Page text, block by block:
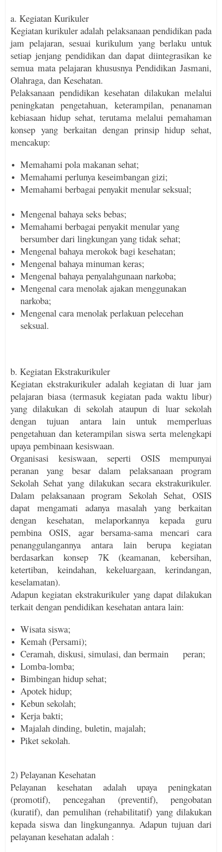
a. Kegiatan Kurikuler
Kegiatan kurikuler adalah pelaksanaan pendidikan pada
jam pelajaran, sesuai kurikulum yang berlaku untuk
setiap jenjang pendidikan dan dapat diintegrasikan ke
semua mata pelajaran khususnya Pendidikan Jasmani,
Olahraga, dan Kesehatan.
Pelaksanaan pendidikan kesehatan dilakukan melalui
peningkatan pengetahuan, keterampilan, penanaman
kebiasaan hidup sehat, terutama melalui pemahaman
konsep yang berkaitan dengan prinsip hidup sehat,
mencakup:
Memahami pola makanan sehat;
Memahami perlunya keseimbangan gizi;
Memahami berbagai penyakit menular seksual;
Mengenal bahaya seks bebas;
Memahami berbagai penyakit menular yang
bersumber dari lingkungan yang tidak sehat;
Mengenal bahaya merokok bagi kesehatan;
Mengenal bahaya minuman keras;
Mengenal bahaya penyalahgunaan narkoba;
Mengenal cara menolak ajakan menggunakan
narkoba;
Mengenal cara menolak perlakuan pelecehan
seksual.
b. Kegiatan Ekstrakurikuler
Kegiatan ekstrakurikuler adalah kegiatan di luar jam
pelajaran biasa (termasuk kegiatan pada waktu libur)
yang dilakukan di sekolah ataupun di luar sekolah
dengan tujuan antara lain untuk memperluas
pengetahuan dan keterampilan siswa serta melengkapi
upaya pembinaan kesiswaan.
Organisasi kesiswaan, seperti OSIS mempunyai
peranan yang besar dalam pelaksanaan program
Sekolah Sehat yang dilakukan secara ekstra­kurikuler.
Dalam pelaksanaan program Sekolah Sehat, OSIS
dapat mengamati adanya masalah yang berkaitan
dengan kesehatan, melapor­kannya kepada guru
pembina OSIS, agar bersama-sama mencari cara
penanggu­langan­nya antara lain berupa kegiatan
berdasar­kan konsep 7K (keamanan, kebersihan,
ketertiban, keindahan, kekeluargaan, kerindangan,
keselamatan).
Adapun kegiatan ekstrakurikuler yang dapat dilakukan
terkait dengan pendidikan kesehatan antara lain:
Wisata siswa;
Kemah (Persami);
Ceramah, diskusi, simulasi, dan bermain peran;
Lomba-lomba;
Bimbingan hidup sehat;
Apotek hidup;
Kebun sekolah;
Kerja bakti;
Majalah dinding, buletin, majalah;
Piket sekolah.
2) Pelayanan Kesehatan
Pelayanan kesehatan adalah upaya peningkatan
(promotif), pencegahan (preventif), pengobatan
(kuratif), dan pemulihan (rehabilitatif) yang dilaku­kan
kepada siswa dan lingkungannya. Adapun tujuan dari
pelayanan kesehatan adalah :